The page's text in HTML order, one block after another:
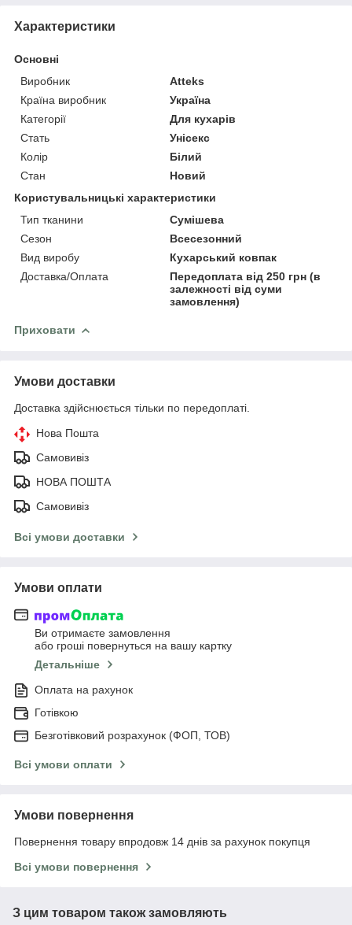
Характеристики
Основні
Виробник
Atteks
Країна виробник
Україна
Категорії
Для кухарів
Стать
Унісекс
Колір
Білий
Стан
Новий
Користувальницькі характеристики
Тип тканини
Сумішева
Сезон
Всесезонний
Вид виробу
Кухарський ковпак
Доставка/Оплата
Передоплата від 250 грн (в
залежності від суми
замовлення)
Приховати
Умови доставки
Доставка здійснюється тільки по передоплаті.
Нова Пошта
Самовивіз
НОВА ПОШТА
Самовивіз
Всі умови доставки
Умови оплати
Ви отримаєте замовлення
або гроші повернуться на вашу картку
Детальніше
Оплата на рахунок
Готівкою
Безготівковий розрахунок (ФОП, ТОВ)
Всі умови оплати
Умови повернення
Повернення товару впродовж 14 днів за рахунок покупця
Всі умови повернення
З цим товаром також замовляють